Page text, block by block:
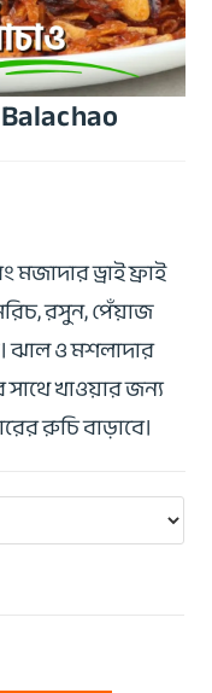
ড্রাই ফ্রাই
রসুন, পেঁয়াজ
ঝাল ও মশলাদার
সাথে খাওয়ার জন্য
রুচি বাড়াবে।